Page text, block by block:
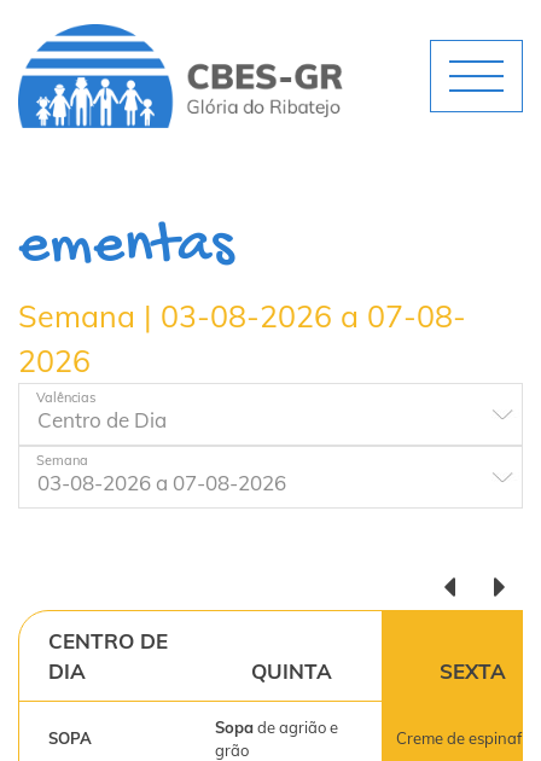
ementas
Semana | 03-08-2026 a 07-08-
2026
Valências
Semana
CENTRO DE
DIA
QUINTA SEXTA
SOPA
Sopade agrião e
grão
Creme de